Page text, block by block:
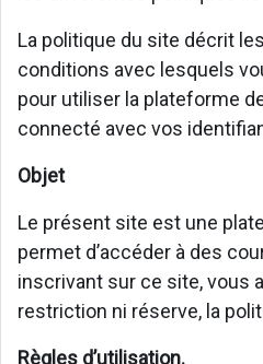
La politique du site décrit
conditions avec lesquels
pour utiliser la plateforme
connecté avec vos
Objet
Le présent site est une
permet d’accéder à des
inscrivant sur ce site, vous
restriction ni réserve, la
Règles d’utilisation.